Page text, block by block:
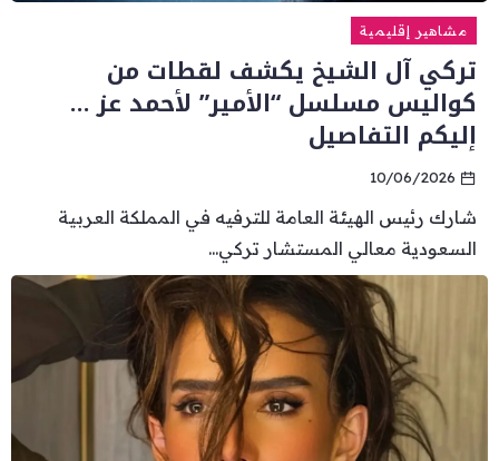
مشاهير إقليمية
تركي آل الشيخ يكشف لقطات من
كواليس مسلسل “الأمير” لأحمد عز …
إليكم التفاصيل
10/06/2026
شارك رئيس الهيئة العامة للترفيه في المملكة العربية
السعودية معالي المستشار تركي...